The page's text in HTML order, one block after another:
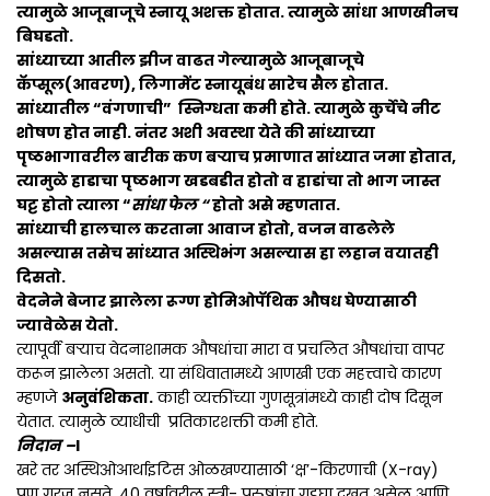
त्यामुळे आजूबाजूचे स्नायू अशक्त होतात. त्यामुळे सांधा आणखीनच
बिघडतो.
सांध्याच्या आतील झीज वाढत गेल्यामुळे आजूबाजूचे
कॅप्सूल(आवरण), लिगामेंट स्नायूबंध सारेच सैल होतात.
सांध्यातील “वंगणाची” स्निग्धता कमी होते. त्यामुळे कुर्चेचे नीट
शोषण होत नाही. नंतर अशी अवस्था येते की सांध्याच्या
पृष्ठभागावरील बारीक कण बऱ्याच प्रमाणात सांध्यात जमा होतात,
त्यामुळे हाडाचा पृष्ठभाग खडबडीत होतो व हाडांचा तो भाग जास्त
घट्ट होतो त्याला “सांधा फेल “होतो असे म्हणतात.
सांध्याची हालचाल करताना आवाज होतो, वजन वाढलेले
असल्यास तसेच सांध्यात अस्थिभंग असल्यास हा लहान वयातही
दिसतो.
वेदनेने बेजार झालेला रूग्ण होमिओपॅथिक औषध घेण्यासाठी
ज्यावेळेस येतो.
त्यापूर्वी बऱ्याच वेदनाशामक औषधांचा मारा व प्रचलित औषधांचा वापर
करून झालेला असतो. या संधिवातामध्ये आणखी एक महत्त्वाचे कारण
म्हणजे अनुवंशिकता.काही व्यक्तींच्या गुणसूत्रांमध्ये काही दोष दिसून
येतात. त्यामुळे व्याधीची प्रतिकारशक्ती कमी होते.
निदान –I
खरे तर अस्थिओआर्थाइटिस ओळखण्यासाठी ‘क्ष’-किरणाची (X-ray)